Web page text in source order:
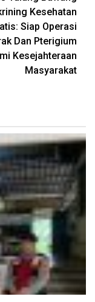
Kesehatan
Siap Operasi
Dan Pterigium
Kesejahteraan
Masyarakat